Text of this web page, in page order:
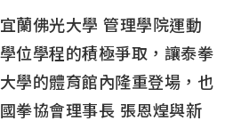
蘭佛光大學 管理學院運動
位學程的積極爭取，讓泰拳
學的體育館內隆重登場，也
拳協會理事長 張恩煌與新